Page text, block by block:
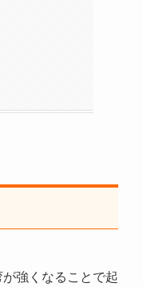
強くなることで起